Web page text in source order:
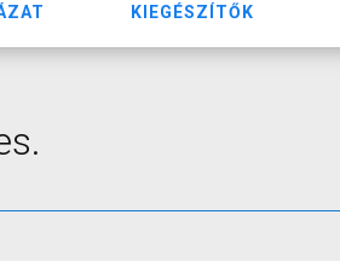
KIEGÉSZÍTŐK